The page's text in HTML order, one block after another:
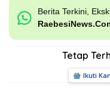
Berita Terkini,
Tetap
Ikuti